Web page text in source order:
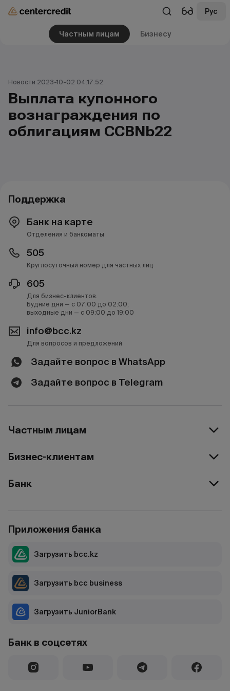
Рус
Частным лицам Бизнесу
Новости 2023-10-02 04:17:52
Выплата купонного
вознаграждения по
облигациям CCBNb22
Поддержка
Банк на карте
Отделения и банкоматы
505
Круглосуточный номер для частных лиц
605
Для бизнес-клиентов.
Будние дни — с 07:00 до 02:00;
выходные дни — с 09:00 до 19:00
info@bcc.kz
Для вопросов и предложений
Задайте вопрос в WhatsApp
Задайте вопрос в Telegram
Частным лицам
Бизнес-клиентам
Банк
Банк в соцсетях
Приложения банка
Загрузить bcc.kz
Загрузить bcc business
Загрузить JuniorBank